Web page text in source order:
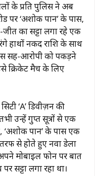
के प्रति पुलिस ने अब
पर ‘अशोक पान’ के पास,
का सट्टा लगा रहे एक
हाथों नकद राशि के साथ
सह-आरोपी को पकड़ने
क्रिकेट मैच के लिए
‘A’ डिवीज़न की
उन्हें गुप्त सूत्रों से एक
‘अशोक पान’ के पास एक
से होते हुए नवा डेला
मोबाइल फोन पर बात
सट्टा लगा रहा था।